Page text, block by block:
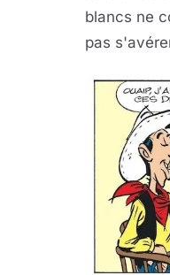
blancs ne
pas